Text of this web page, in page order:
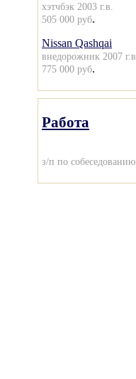
хэтчбэк 2003 г.в.
505 000 руб.
Nissan Qashqai
внедорожник 2007 г.в.
775 000 руб.
Работа
з/п по собеседованию